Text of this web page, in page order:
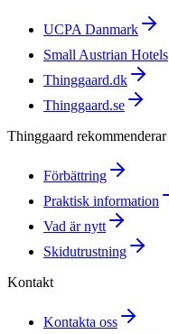
UCPA Danmark
Small Austrian Hotels
Thinggaard.dk
Thinggaard.se
Thinggaard rekommenderar
Förbättring
Praktisk information
Vad är nytt
Skidutrustning
Kontakt
Kontakta oss